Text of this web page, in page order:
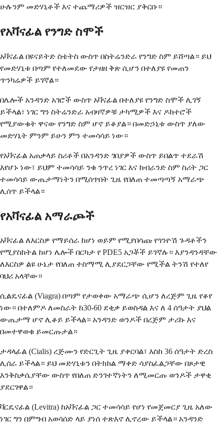
ሁሉንም መድሃኒቶች እና ተጨማሪዎች ዝርዝር ያቅርቡ።
የአቫናፊል የንግድ ስሞች
አቫናፊል በዩናይትድ ስቴትስ ውስጥ በስትሬንድራ የንግድ ስም ይሸጣል። ይህ
የመድሃኒቱ በጣም የተለመደው የታዘዘ ቅጽ ሲሆን በተለያዩ የመጠን
ጥንካሬዎች ይገኛል።
በሌሎች አንዳንድ አገሮች ውስጥ አቫናፊል በተለያዩ የንግድ ስሞች ሊገኝ
ይችላል፣ ነገር ግን ስትሬንድራ አብዛኛዎቹ ታካሚዎች እና ዶክተሮች
የሚያውቁት ዋናው የንግድ ስም ሆኖ ይቆያል። በመድኃኒቱ ውስጥ ያለው
መድሃኒት ምንም ይሁን ምን ተመሳሳይ ነው።
የአቫናፊል አጠቃላይ ስሪቶች በአንዳንድ ገበያዎች ውስጥ ይበልጥ ተደራሽ
እየሆኑ ነው፣ ይህም ተመሳሳይ ንቁ ንጥረ ነገር እና ከብራንድ ስም ስሪት ጋር
ተመሳሳይ ውጤታማነትን በሚሰጥበት ጊዜ የበለጠ ተመጣጣኝ አማራጭ
ሊሰጥ ይችላል።
የአቫናፊል አማራጮች
አቫናፊል ለእርስዎ የማይሰራ ከሆነ ወይም የሚያበሳጩ የጎንዮሽ ጉዳቶችን
የሚያስከትል ከሆነ ሌሎች በርካታ የ PDE5 አጋቾች ይገኛሉ። እያንዳንዳቸው
ለእርስዎ ልዩ ሁኔታ የበለጠ ተስማሚ ሊያደርጋቸው የሚችል ትንሽ የተለየ
ባህሪ አላቸው።
ሲልዴናፊል (Viagra) በጣም የታወቀው አማራጭ ሲሆን ለረጅም ጊዜ የቆየ
ነው። በተለምዶ ለመስራት ከ30-60 ደቂቃ ይወስዳል እና ለ 4 ሰዓታት ያህል
ውጤታማ ሆኖ ሊቆይ ይችላል። አንዳንድ ወንዶች በረጅም ታሪኩ እና
በመተዋወቁ ይመርጡታል።
ታዳላፊል (Cialis) ረጅሙን የድርጊት ጊዜ ያቀርባል፣ እስከ 36 ሰዓታት ድረስ
ሊሰራ ይችላል። ይህ መድሃኒቱን በትክክል ማቀድ ሳያስፈልጋቸው በጾታዊ
እንቅስቃሴያቸው ውስጥ የበለጠ ድንገተኛነትን ለሚመርጡ ወንዶች ታዋቂ
ያደርገዋል።
ቫርዴናፊል (Levitra) ከአቫናፊል ጋር ተመሳሳይ የሆነ የመጀመርያ ጊዜ አለው
ነገር ግን በምግብ አወሳሰድ ላይ ያነሰ ተጽእኖ ሊኖረው ይችላል። አንዳንድ